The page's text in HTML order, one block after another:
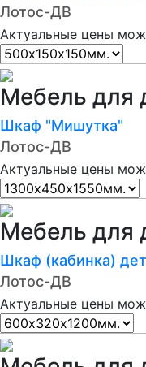
Лотос-ДВ
Актуальные цены
Мебель для
Шкаф "Мишутка"
Лотос-ДВ
Актуальные цены
Мебель для
Шкаф (кабинка)
Лотос-ДВ
Актуальные цены